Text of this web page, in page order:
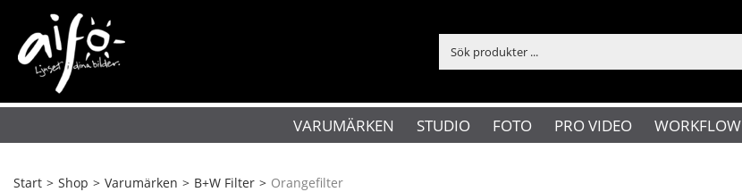
VARUMÄRKEN STUDIO FOTO PRO VIDEO WORKFLOW
Start > Shop > Varumärken > B+W Filter > Orangefilter